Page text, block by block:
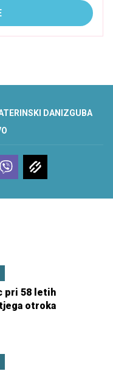
DAN IZGUBA
pri 58 letih
otroka